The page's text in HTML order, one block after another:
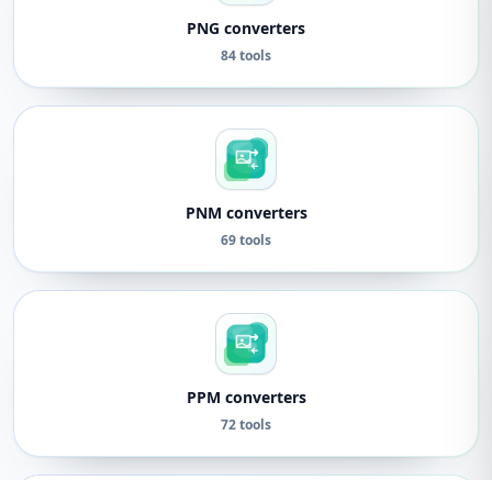
PNG converters
84 tools
PNM converters
69 tools
PPM converters
72 tools